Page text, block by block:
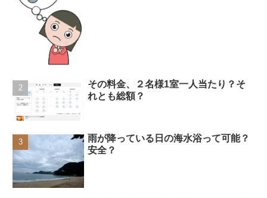
その料金、２名様1室一人当たり？そ
れとも総額？
雨が降っている日の海水浴って可能？
安全？